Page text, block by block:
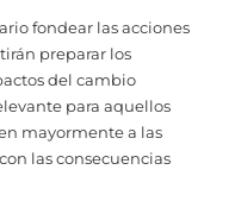
fondear las acciones
preparar los
del cambio
para aquellos
mayormente a las
las consecuencias